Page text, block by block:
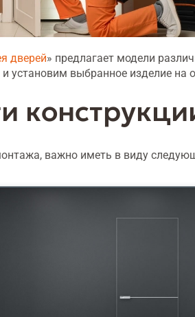
дверей» предлагает модели
установим выбранное изделие на
важно иметь в виду